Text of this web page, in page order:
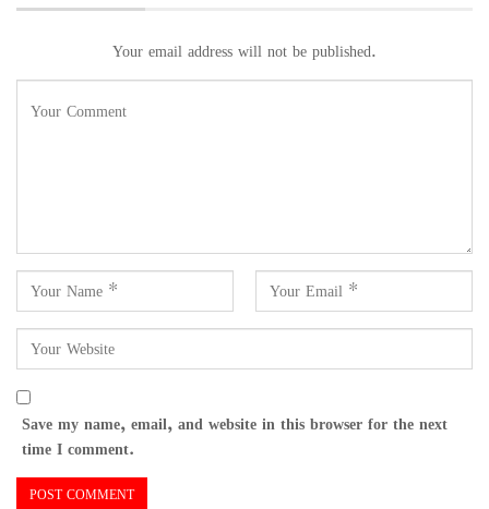
Your email address will not be published.
Save my name, email, and website in this browser for the next
time I comment.